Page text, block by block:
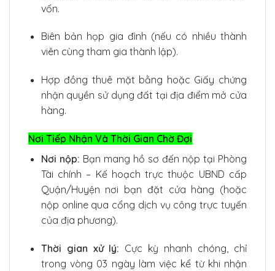
vốn.
Biên bản họp gia đình (nếu có nhiều thành
viên cùng tham gia thành lập).
Hợp đồng thuê mặt bằng hoặc Giấy chứng
nhận quyền sử dụng đất tại địa điểm mở cửa
hàng.
Nơi Tiếp Nhận Và Thời Gian Chờ Đợi
Nơi nộp: Bạn mang hồ sơ đến nộp tại Phòng
Tài chính – Kế hoạch trực thuộc UBND cấp
Quận/Huyện nơi bạn đặt cửa hàng (hoặc
nộp online qua cổng dịch vụ công trực tuyến
của địa phương).
Thời gian xử lý: Cực kỳ nhanh chóng, chỉ
trong vòng 03 ngày làm việc kể từ khi nhận